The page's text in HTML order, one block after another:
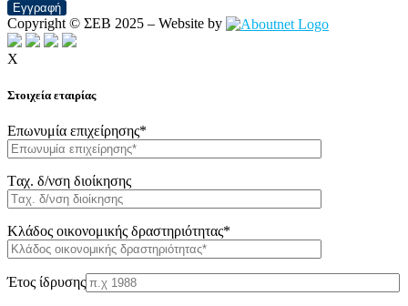
Εγγραφή
Copyright © ΣΕΒ 2025 – Website by
X
Στοιχεία εταιρίας
Επωνυμία επιχείρησης*
Tαχ. δ/νση διοίκησης
Κλάδος οικονομικής δραστηριότητας*
Έτος ίδρυσης